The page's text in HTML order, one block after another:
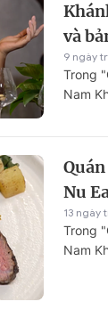
đổi số
và
9 ngày
Trong
Nam
Nu
13 ngày
Trong
Nam